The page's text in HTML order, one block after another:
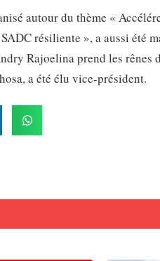
autour du thème «
résiliente », a aussi été
Rajoelina prend les rênes
a été élu vice-président.